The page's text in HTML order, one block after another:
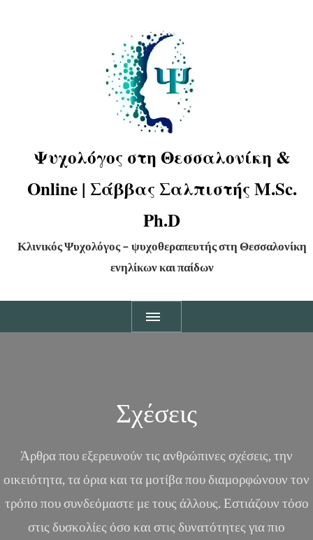
Ψυχολόγος στη Θεσσαλονίκη &
Online | Σάββας Σαλπιστής M.Sc.
Ph.D
Κλινικός Ψυχολόγος – ψυχοθεραπευτής στη Θεσσαλονίκη
ενηλίκων και παίδων
Σχέσεις
Άρθρα που εξερευνούν τις ανθρώπινες σχέσεις, την
οικειότητα, τα όρια και τα μοτίβα που διαμορφώνουν τον
τρόπο που συνδεόμαστε με τους άλλους. Εστιάζουν τόσο
στις δυσκολίες όσο και στις δυνατότητες για πιο